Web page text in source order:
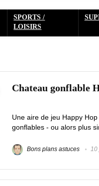
SPORTS /
LOISIRS
Chateau gonflable
Une aire de jeu Happy
gonflables - ou alors plus
Bons plans astuces 10